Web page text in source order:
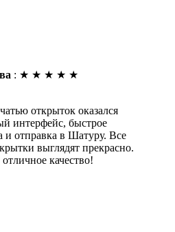
: ★ ★ ★ ★ ★
открыток оказался
интерфейс, быстрое
и отправка в Шатуру. Все
выглядят прекрасно.
качество!